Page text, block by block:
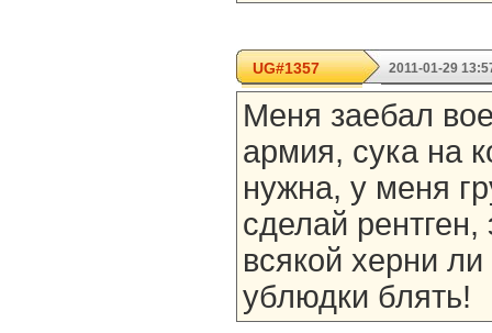
UG#1357 2011-01-29
Меня заебал
армия, сука на
нужна, у меня
сделай рентген,
всякой херни
ублюдки блять!